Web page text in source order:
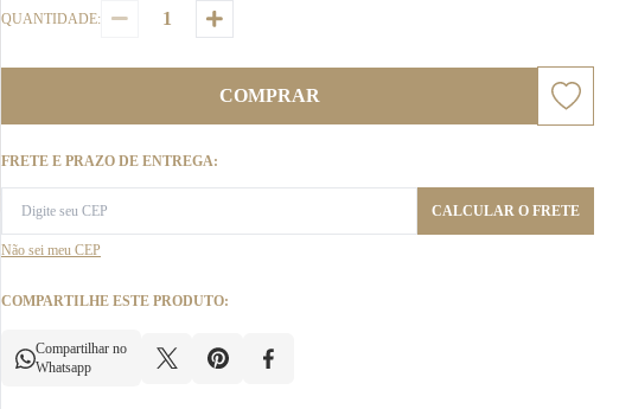
QUANTIDADE:
COMPRAR
FRETE E PRAZO DE ENTREGA:
CALCULAR O FRETE
Não sei meu CEP
COMPARTILHE ESTE PRODUTO:
Compartilhar no
Whatsapp